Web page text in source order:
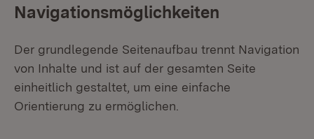
Navigationsmöglichkeiten
Der grundlegende Seitenaufbau trennt Navigation
von Inhalte und ist auf der gesamten Seite
einheitlich gestaltet, um eine einfache
Orientierung zu ermöglichen.